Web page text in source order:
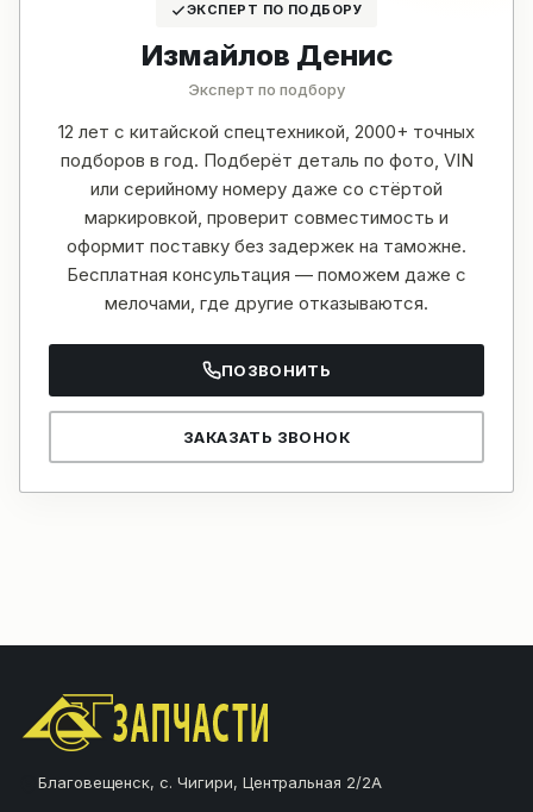
ЭКСПЕРТ ПО ПОДБОРУ
Измайлов Денис
Эксперт по подбору
12 лет с китайской спецтехникой, 2000+ точных
подборов в год. Подберёт деталь по фото, VIN
или серийному номеру даже со стёртой
маркировкой, проверит совместимость и
оформит поставку без задержек на таможне.
Бесплатная консультация — поможем даже с
мелочами, где другие отказываются.
ПОЗВОНИТЬ
ЗАКАЗАТЬ ЗВОНОК
Благовещенск, с. Чигири, Центральная 2/2А